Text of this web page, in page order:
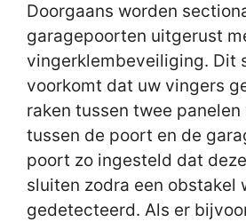
Doorgaans worden
garagepoorten uitgerust
vingerklembeveiliging. Dit
voorkomt dat uw vingers
raken tussen twee
tussen de poort en de
poort zo ingesteld dat
sluiten zodra een obstakel
gedetecteerd. Als er